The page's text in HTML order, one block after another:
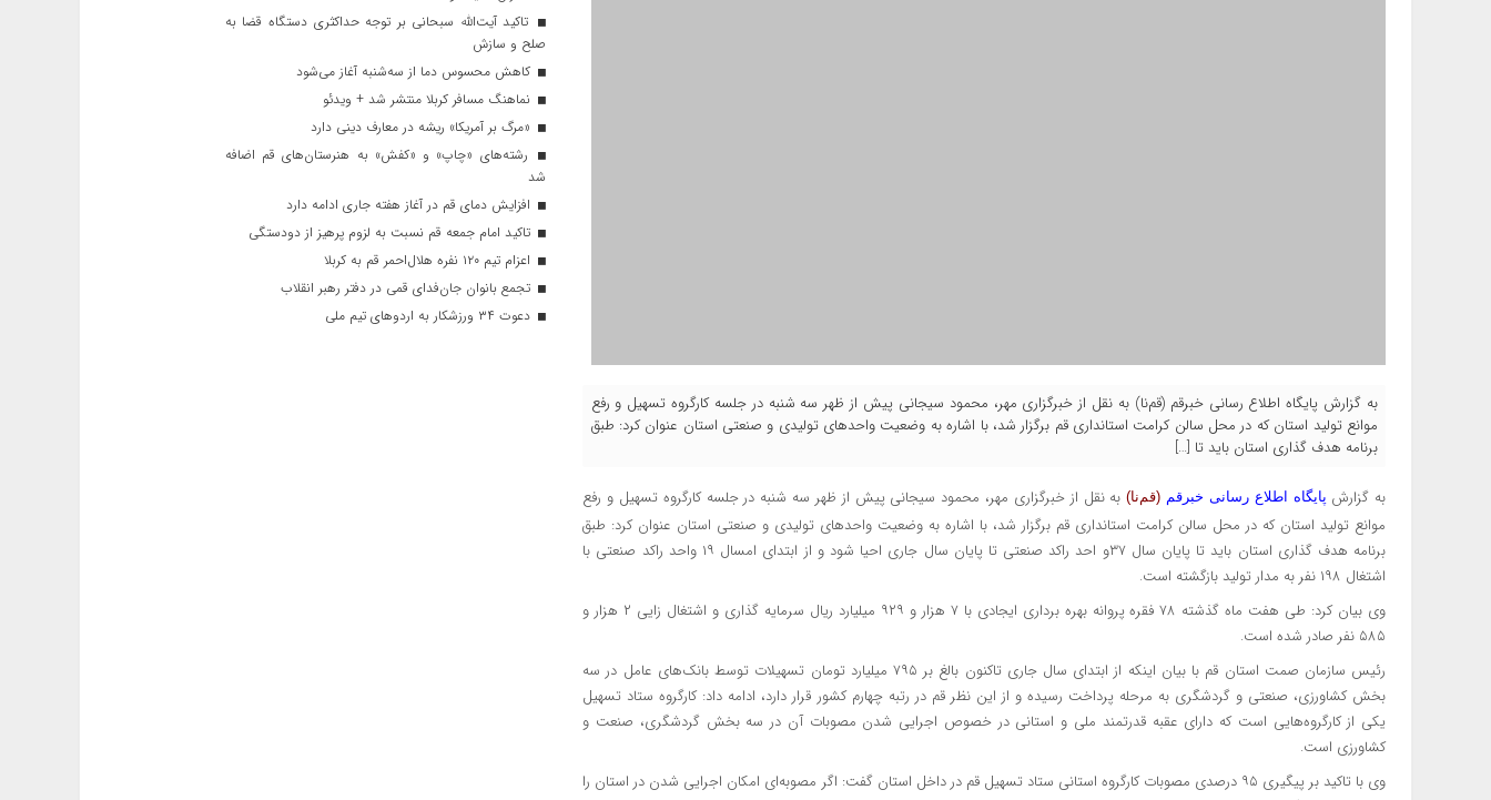
به گزارش پایگاه اطلاع رسانی خبرقم (قم‌نا) به نقل از خبرگزاری مهر، محمود سیجانی پیش از ظهر سه شنبه در جلسه کارگروه تسهیل و رفع
موانع تولید استان که در محل سالن کرامت استانداری قم برگزار شد، با اشاره به وضعیت واحدهای تولیدی و صنعتی استان عنوان کرد: طبق
برنامه هدف گذاری استان باید تا […]
به گزارشپایگاه اطلاع رسانی خبرقم (قم‌نا)
به نقل از خبرگزاری مهر، محمود سیجانی پیش از ظهر سه شنبه در جلسه کارگروه تسهیل و رفع
موانع تولید استان که در محل سالن کرامت استانداری قم برگزار شد، با اشاره به وضعیت واحدهای تولیدی و صنعتی استان عنوان کرد: طبق
برنامه هدف گذاری استان باید تا پایان سال ۳۷و احد راکد صنعتی تا پایان سال جاری احیا شود و از ابتدای امسال ۱۹ واحد راکد صنعتی با
اشتغال ۱۹۸ نفر به مدار تولید بازگشته است.
وی بیان کرد: طی هفت ماه گذشته ۷۸ فقره پروانه بهره برداری ایجادی با ۷ هزار و ۹۲۹ میلیارد ریال سرمایه گذاری و اشتغال زایی ۲ هزار و
۵۸۵ نفر صادر شده است.
رئیس سازمان صمت استان قم با بیان اینکه از ابتدای سال جاری تاکنون بالغ بر ۷۹۵ میلیارد تومان تسهیلات توسط بانک‌های عامل در سه
بخش کشاورزی، صنعتی و گردشگری به مرحله پرداخت رسیده و از این نظر قم در رتبه چهارم کشور قرار دارد، ادامه داد: کارگروه ستاد تسهیل
یکی از کارگروه‌هایی است که دارای عقبه قدرتمند ملی و استانی در خصوص اجرایی شدن مصوبات آن در سه بخش گردشگری، صنعت و
کشاورزی است.
وی با تاکید بر پیگیری ۹۵ درصدی مصوبات کارگروه استانی ستاد تسهیل قم در داخل استان گفت: اگر مصوبه‌ای امکان اجرایی شدن در استان را
تاکید آیت‌الله‌ سبحانی بر توجه حداکثری دستگاه قضا به
صلح و سازش
کاهش محسوس دما از سه‌شنبه آغاز می‌شود
نماهنگ مسافر کربلا منتشر شد + ویدئو
«مرگ بر آمریکا» ریشه در معارف دینی دارد
رشته‌های «چاپ» و «کفش» به هنرستان‌های قم اضافه
شد
افزایش دمای قم در آغاز هفته جاری ادامه دارد
تاکید امام جمعه قم نسبت به لزوم پرهیز از دودستگی
اعزام تیم ۱۲۰ نفره هلال‌احمر قم به کربلا
تجمع بانوان جان‌فدای قمی در دفتر رهبر انقلاب
دعوت ۳۴ ورزشکار به اردوهای تیم ملی